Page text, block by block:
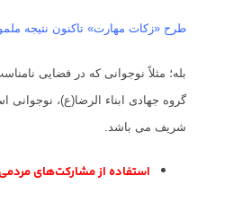
طرح «زکات مهارت» تاکنون نتیجه
بله؛ مثلاً نوجوانی که در فضایی نامناسب کار می کرد، بعد از 3 سال ورود در مجموعه ابناء الرضا (ع)، وارد
گروه جهادی ابناء الرضا(ع)،
شریف می باشد.
استفاده از مشارکت‌های